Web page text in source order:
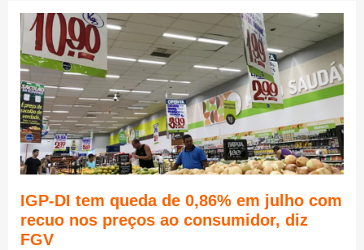
IGP-DI tem queda de 0,86% em julho com
recuo nos preços ao consumidor, diz
FGV